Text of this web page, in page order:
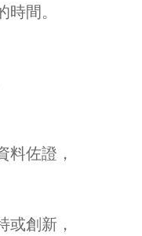
間。
料佐證，
或創新，